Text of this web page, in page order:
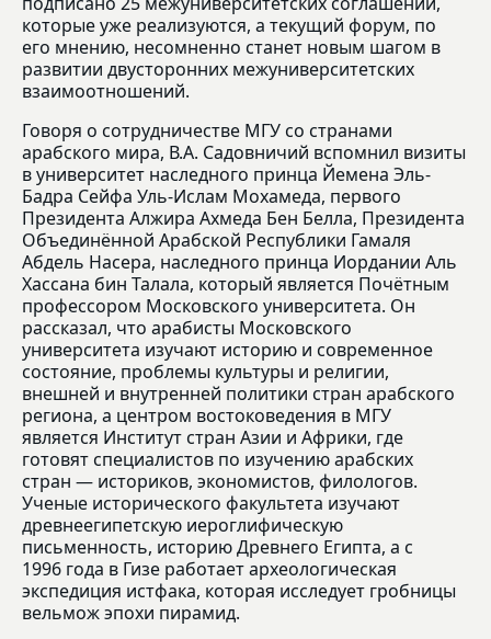
которые уже реализуются, а текущий форум, по
его мнению, несомненно станет новым шагом в
развитии двусторонних межуниверситетских
взаимоотношений.
Говоря о сотрудничестве МГУ со странами
арабского мира, В.А. Садовничий вспомнил визиты
в университет наследного принца Йемена Эль-
Бадра Сейфа Уль-Ислам Мохамеда, первого
Президента Алжира Ахмеда Бен Белла, Президента
Объединённой Арабской Республики Гамаля
Абдель Насера, наследного принца Иордании Аль
Хассана бин Талала, который является Почётным
профессором Московского университета. Он
рассказал, что арабисты Московского
университета изучают историю и современное
состояние, проблемы культуры и религии,
внешней и внутренней политики стран арабского
региона, а центром востоковедения в МГУ
является Институт стран Азии и Африки, где
готовят специалистов по изучению арабских
стран — историков, экономистов, филологов.
Ученые исторического факультета изучают
древнеегипетскую иероглифическую
письменность, историю Древнего Египта, а с
1996 года в Гизе работает археологическая
экспедиция истфака, которая исследует гробницы
вельмож эпохи пирамид.